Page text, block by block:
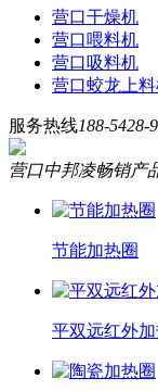
营口干燥机
营口喂料机
营口吸料机
营口蛟龙上
服务热线188-5428-
营口中邦凌畅销产
节能加热圈
平双远红外加